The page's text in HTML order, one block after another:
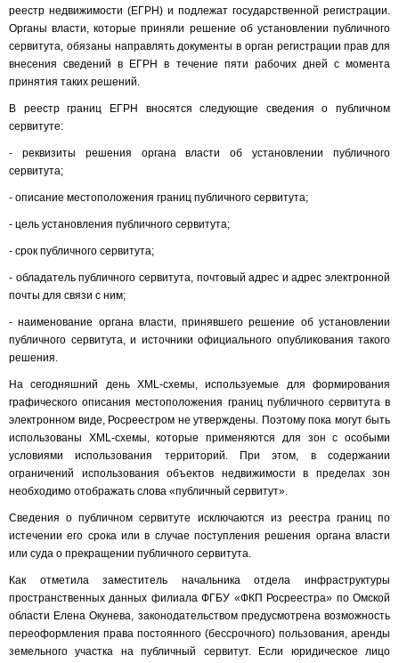
реестр недвижимости (ЕГРН) и подлежат государственной регистрации.
Органы власти, которые приняли решение об установлении публичного
сервитута, обязаны направлять документы в орган регистрации прав для
внесения сведений в ЕГРН в течение пяти рабочих дней с момента
принятия таких решений.
В реестр границ ЕГРН вносятся следующие сведения о публичном
сервитуте:
- реквизиты решения органа власти об установлении публичного
сервитута;
- описание местоположения границ публичного сервитута;
- цель установления публичного сервитута;
- срок публичного сервитута;
- обладатель публичного сервитута, почтовый адрес и адрес электронной
почты для связи с ним;
- наименование органа власти, принявшего решение об установлении
публичного сервитута, и источники официального опубликования такого
решения.
На сегодняшний день XML-схемы, используемые для формирования
графического описания местоположения границ публичного сервитута в
электронном виде, Росреестром не утверждены. Поэтому пока могут быть
использованы XML-схемы, которые применяются для зон с особыми
условиями использования территорий. При этом, в содержании
ограничений использования объектов недвижимости в пределах зон
необходимо отображать слова «публичный сервитут».
Сведения о публичном сервитуте исключаются из реестра границ по
истечении его срока или в случае поступления решения органа власти
или суда о прекращении публичного сервитута.
Как отметила заместитель начальника отдела инфраструктуры
пространственных данных филиала ФГБУ «ФКП Росреестра» по Омской
области Елена Окунева, законодательством предусмотрена возможность
переоформления права постоянного (бессрочного) пользования, аренды
земельного участка на публичный сервитут. Если юридическое лицо